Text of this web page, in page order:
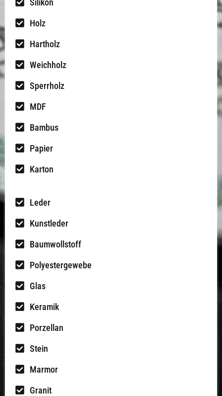
Silikon
Holz
Hartholz
Weichholz
Sperrholz
MDF
Bambus
Papier
Karton
Leder
Kunstleder
Baumwollstoff
Polyestergewebe
Glas
Keramik
Porzellan
Stein
Marmor
Granit